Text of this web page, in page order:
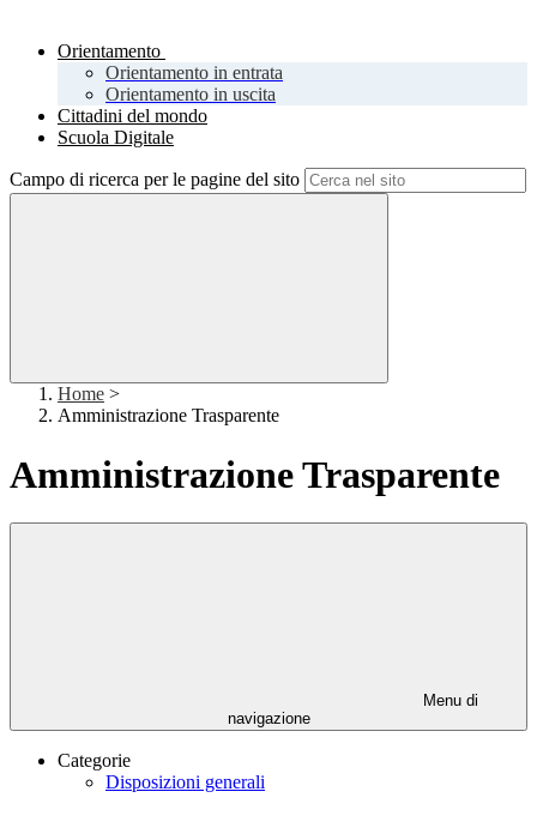
Orientamento
Orientamento in entrata
Orientamento in uscita
Cittadini del mondo
Scuola Digitale
Campo di ricerca per le pagine del sito
Home >
Amministrazione Trasparente
Amministrazione Trasparente
Menu di
navigazione
Categorie
Disposizioni generali